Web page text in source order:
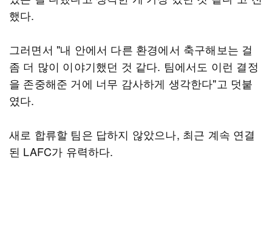
했다.
그러면서 "내 안에서 다른 환경에서 축구해보는 걸
좀 더 많이 이야기했던 것 같다. 팀에서도 이런 결정
을 존중해준 거에 너무 감사하게 생각한다"고 덧붙
였다.
새로 합류할 팀은 답하지 않았으나, 최근 계속 연결
된 LAFC가 유력하다.